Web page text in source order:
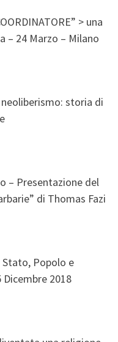
> una
– 24 Marzo – Milano
storia di
– Presentazione del
di Thomas Fazi
Stato, Popolo e
2018